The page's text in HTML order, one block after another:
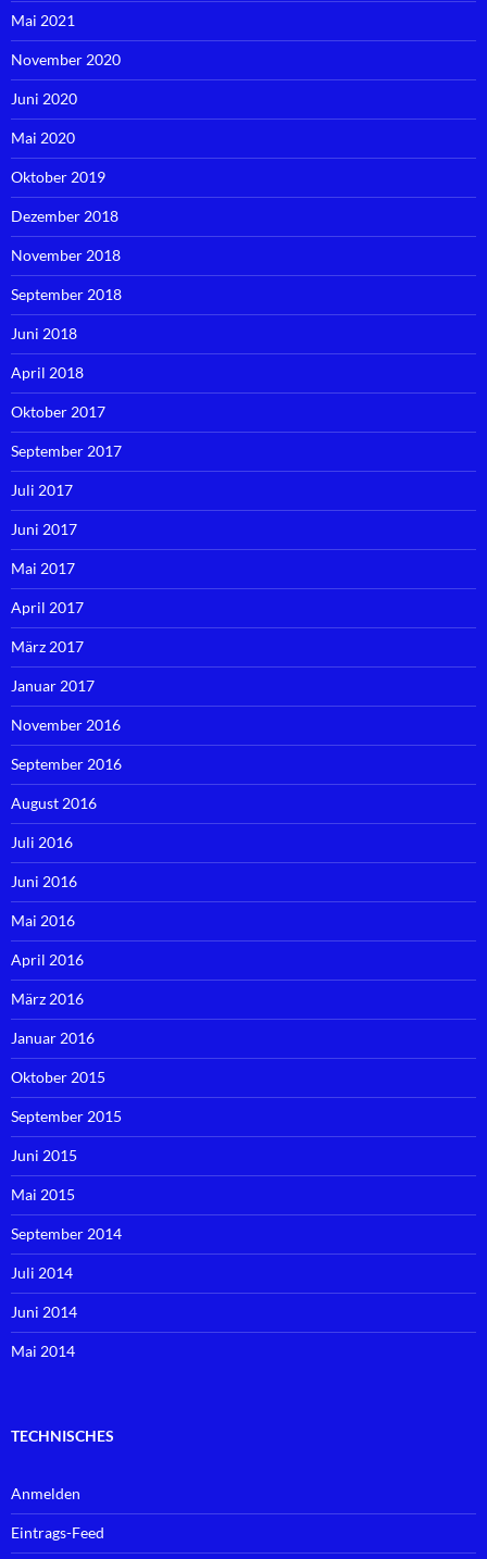
Mai 2021
November 2020
Juni 2020
Mai 2020
Oktober 2019
Dezember 2018
November 2018
September 2018
Juni 2018
April 2018
Oktober 2017
September 2017
Juli 2017
Juni 2017
Mai 2017
April 2017
März 2017
Januar 2017
November 2016
September 2016
August 2016
Juli 2016
Juni 2016
Mai 2016
April 2016
März 2016
Januar 2016
Oktober 2015
September 2015
Juni 2015
Mai 2015
September 2014
Juli 2014
Juni 2014
Mai 2014
TECHNISCHES
Anmelden
Eintrags-Feed